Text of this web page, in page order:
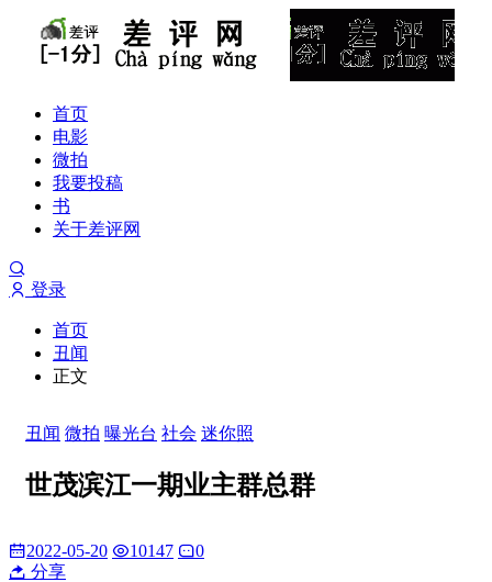
首页
电影
微拍
我要投稿
书
关于差评网
登录
首页
丑闻
正文
丑闻 微拍 曝光台 社会 迷你照
世茂滨江一期业主群总群
2022-05-20 10147
0
分享